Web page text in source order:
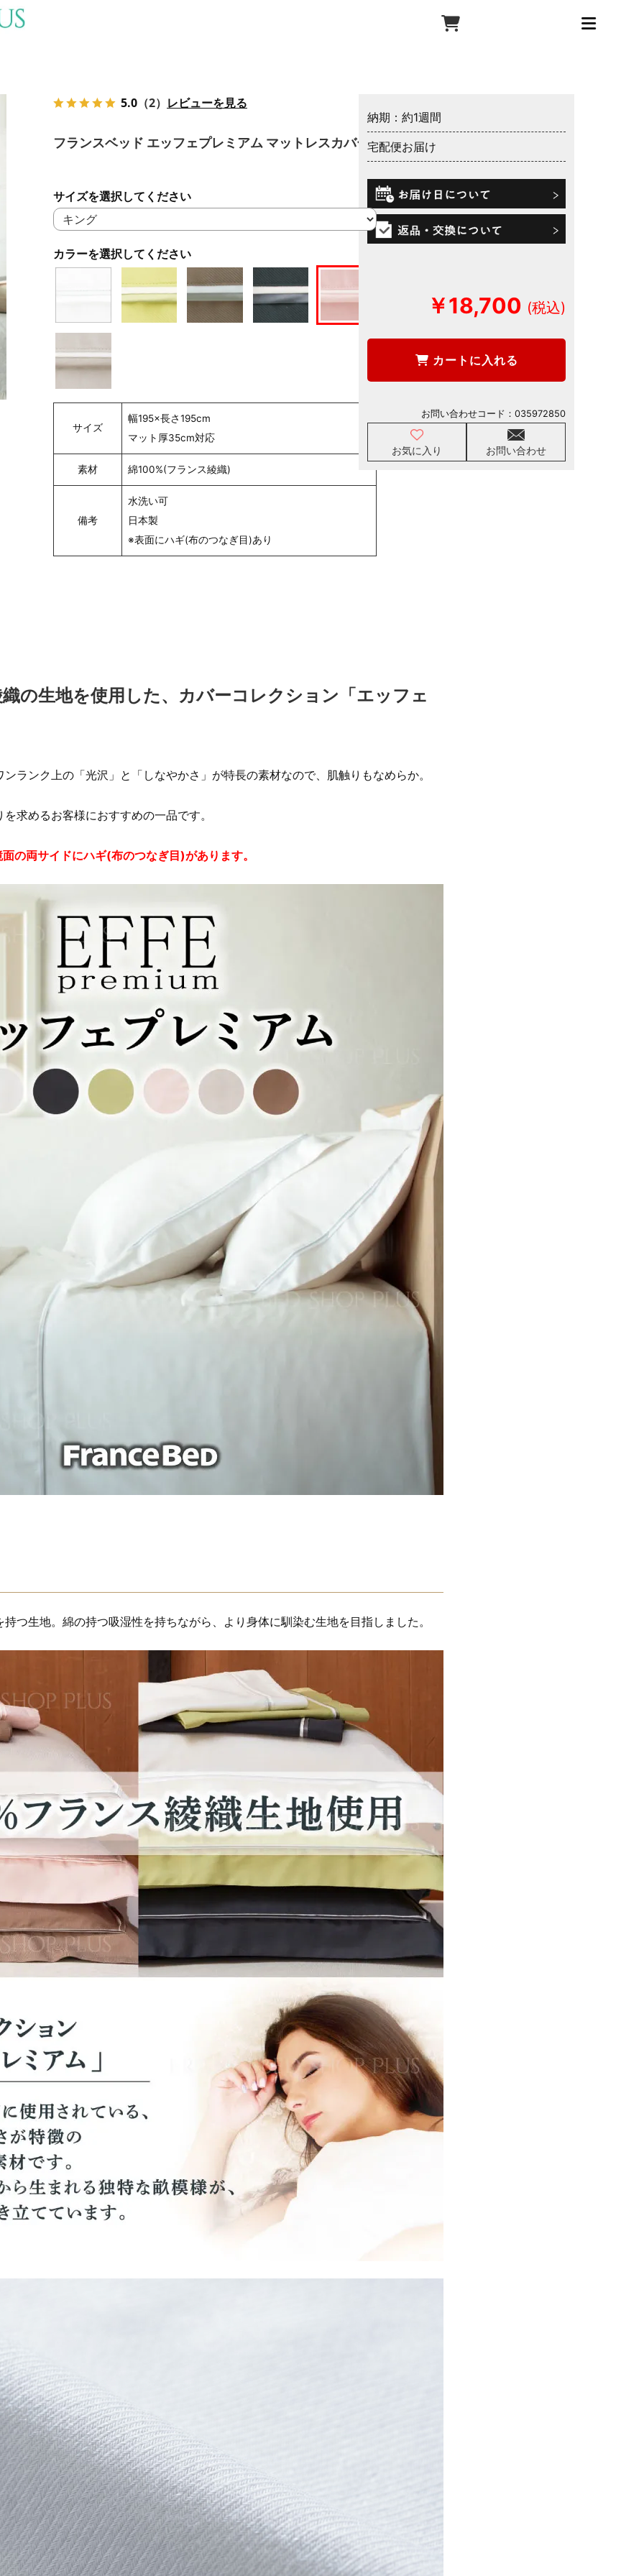
5.0 （2） レビューを見る
フランスベッド エッフェプレミアム マットレスカバー
カラーを選択してください
サイズを選択してください
サイズ
幅195×長さ195cm
マット厚35cm対応
素材 綿100%(フランス綾織)
備考
水洗い可
日本製
※表面にハギ(布のつなぎ目)あり
納期：約1週間
宅配便お届け
￥18,700
カートに入れる
お気に入り お問い合わせ
お問い合わせコード： 035972850
の生地を使用した、カバーコレクション「エッフェ
ランク上の「光沢」と「しなやかさ」が特長の素材なので、肌触りもなめらか。
求めるお客様におすすめの一品です。
の両サイドにハギ(布のつなぎ目)があります。
つ生地。綿の持つ吸湿性を持ちながら、より身体に馴染む生地を目指しました。